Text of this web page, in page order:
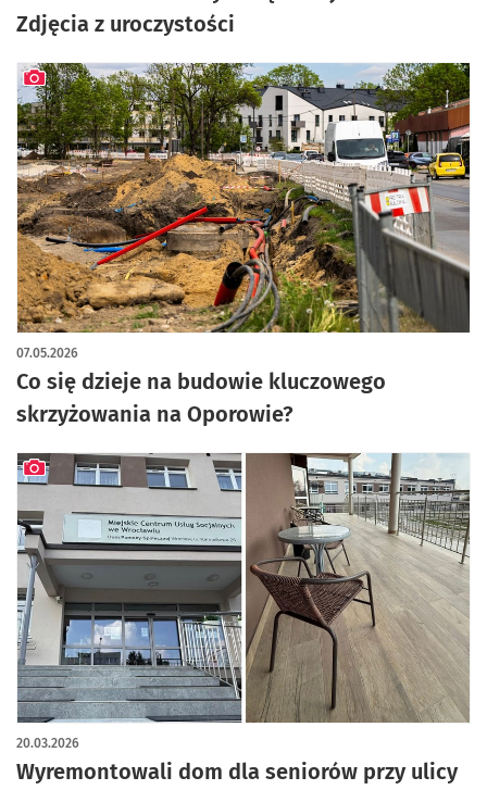
Zdjęcia z uroczystości
Co się dzieje na budowie kluczowego
skrzyżowania na Oporowie?
07.05.2026
artykuł z galerią zdjęć
Wyremontowali dom dla seniorów przy ulicy
20.03.2026
artykuł z galerią zdjęć